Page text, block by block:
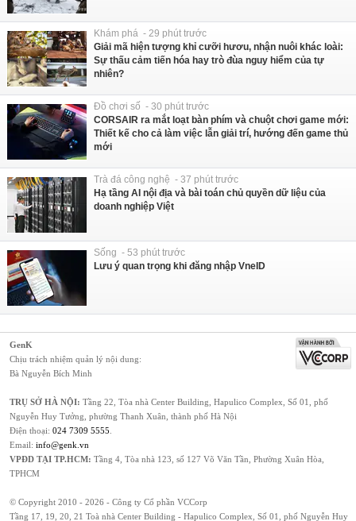
Khám phá - 29 phút trước
Giải mã hiện tượng khỉ cưỡi hươu, nhận nuôi khác loài:
Sự thấu cảm tiến hóa hay trò đùa nguy hiểm của tự
nhiên?
Đồ chơi số - 30 phút trước
CORSAIR ra mắt loạt bàn phím và chuột chơi game mới:
Thiết kế cho cả làm việc lẫn giải trí, hướng đến game thủ
mới
Trà đá công nghệ - 37 phút trước
Hạ tầng AI nội địa và bài toán chủ quyền dữ liệu của
doanh nghiệp Việt
Sống - 53 phút trước
Lưu ý quan trọng khi đăng nhập VneID
GenK
Chịu trách nhiệm quản lý nội dung:
Bà Nguyễn Bích Minh
TRỤ SỞ HÀ NỘI: Tầng 22, Tòa nhà Center Building, Hapulico Complex, Số 01, phố
Nguyễn Huy Tưởng, phường Thanh Xuân, thành phố Hà Nội
Điện thoại: 024 7309 5555.
Email: info@genk.vn
VPĐD TẠI TP.HCM: Tầng 4, Tòa nhà 123, số 127 Võ Văn Tần, Phường Xuân Hòa,
TPHCM
© Copyright 2010 - 2026 - Công ty Cổ phần VCCorp
Tầng 17, 19, 20, 21 Toà nhà Center Building - Hapulico Complex, Số 01, phố Nguyễn Huy